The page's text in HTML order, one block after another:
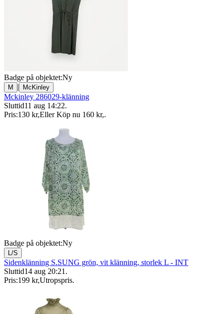
Badge på objektet:Ny
M | McKinley
Mckinley 286029-klänning
Sluttid11 aug 14:22.
Pris:130 kr,Eller Köp nu 160 kr,.
Badge på objektet:Ny
L/S
Sidenklänning S.SUNG grön, vit klänning, storlek L - INT
Sluttid14 aug 20:21 .
Pris:199 kr,Utropspris.